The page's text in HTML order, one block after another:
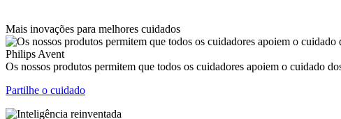
Mais inovações para melhores cuidados
Philips Avent
Os nossos produtos permitem que todos os cuidadores apoiem o cuidado
Partilhe o cuidado